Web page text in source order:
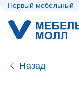
Первый мебельный
Назад